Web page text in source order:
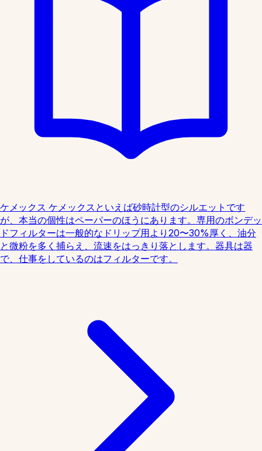
ケメックス ケメックスといえば砂時計型のシルエットです
が、本当の個性はペーパーのほうにあります。専用のボンデッ
ドフィルターは一般的なドリップ用より20〜30%厚く、油分
と微粉を多く捕らえ、流速をはっきり落とします。器具は器
で、仕事をしているのはフィルターです。